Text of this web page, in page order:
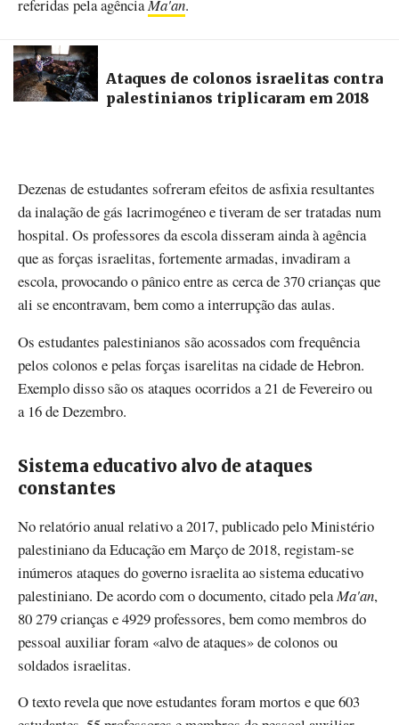
referidas pela agênciaMa'an.
Ataques de colonos israelitas contra
palestinianos triplicaram em 2018
Dezenas de estudantes sofreram efeitos de asfixia resultantes
da inalação de gás lacrimogéneo e tiveram de ser tratadas num
hospital. Os professores da escola disseram ainda à agência
que as forças israelitas, fortemente armadas, invadiram a
escola, provocando o pânico entre as cerca de 370 crianças que
ali se encontravam, bem como a interrupção das aulas.
Os estudantes palestinianos são acossados com frequência
pelos colonos e pelas forças isarelitas na cidade de Hebron.
Exemplo disso são os ataques ocorridos a 21 de Fevereiro ou
a 16 de Dezembro.
Sistema educativo alvo de ataques
constantes
No relatório anual relativo a 2017, publicado pelo Ministério
palestiniano da Educação em Março de 2018, registam-se
inúmeros ataques do governo israelita ao sistema educativo
palestiniano. De acordo com o documento, citado pelaMa'an,
80 279 crianças e 4929 professores, bem como membros do
pessoal auxiliar foram «alvo de ataques» de colonos ou
soldados israelitas.
O texto revela que nove estudantes foram mortos e que 603